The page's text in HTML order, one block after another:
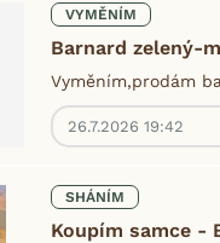
VYMĚNÍM
Barnard zelený-
Vyměním,prodám
26.7.2026 19:42
SHÁNÍM
Koupím samce -